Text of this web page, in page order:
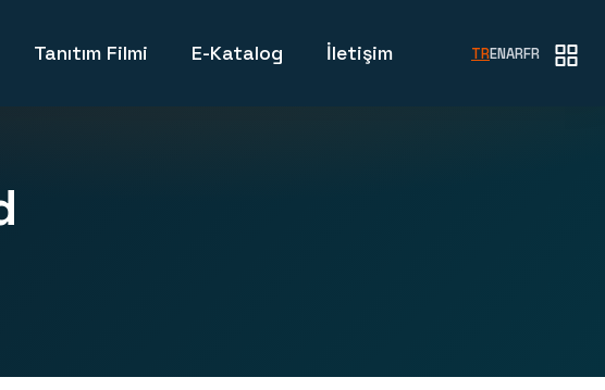
Tanıtım Filmi E-Katalog İletişim TRENARFR